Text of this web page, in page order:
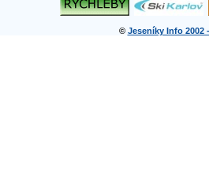
© Jeseníky Info 2002